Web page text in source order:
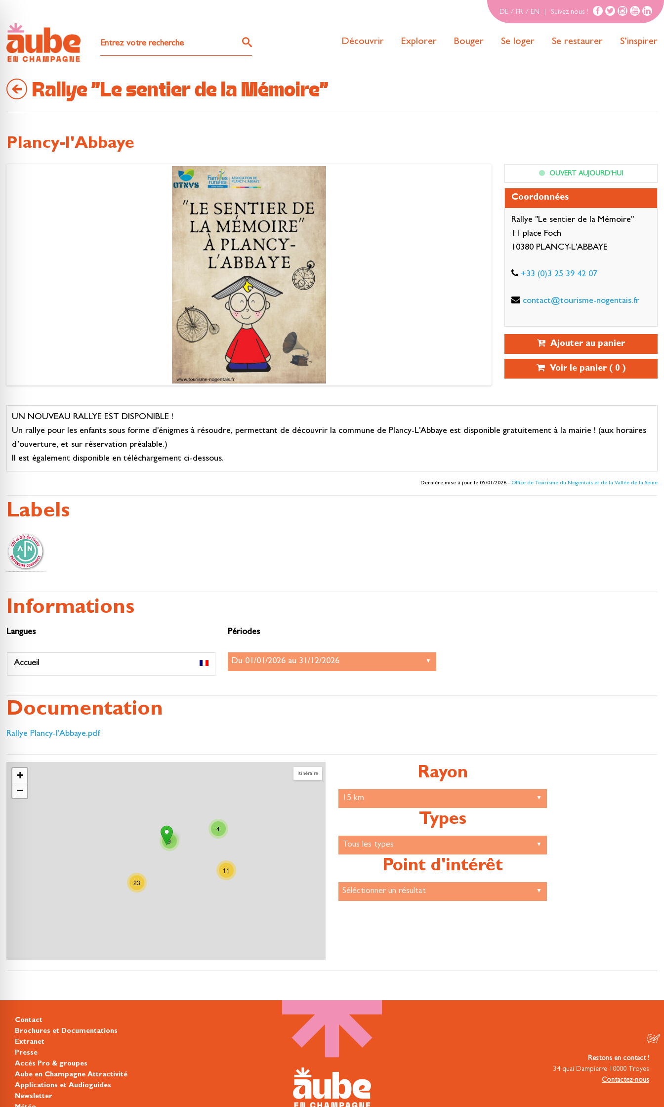
DE / FR / EN Suivez nous !
Découvrir Explorer Bouger Se loger Se restaurer S’inspirer
Rallye "Le sentier de la Mémoire"
Plancy-l'Abbaye
OUVERT AUJOURD'HUI
Coordonnées
Rallye "Le sentier de la Mémoire"
11 place Foch
10380 PLANCY-L'ABBAYE
+33 (0)3 25 39 42 07
contact@tourisme-nogentais.fr
Ajouter au panier
Voir le panier ( 0 )
UN NOUVEAU RALLYE EST DISPONIBLE !
Un rallye pour les enfants sous forme d'énigmes à résoudre, permettant de découvrir la commune de Plancy-L'Abbaye est disponible gratuitement à la mairie ! (aux horaires
d’ouverture, et sur réservation préalable.)
Il est également disponible en téléchargement ci-dessous.
Dernière mise à jour le 05/01/2026 - Office de Tourisme du Nogentais et de la Vallée de la Seine
Labels
Informations
Langues
Accueil
Périodes
Documentation
Rallye Plancy-l'Abbaye.pdf
Itinéraire
11
4
23
9
+
−
Rayon
Types
Point d'intérêt
Contact
Brochures et Documentations
Extranet
Presse
Accès Pro & groupes
Aube en Champagne Attractivité
Applications et Audioguides
Newsletter
Restons en contact !
34 quai Dampierre 10000 Troyes
Contactez-nous